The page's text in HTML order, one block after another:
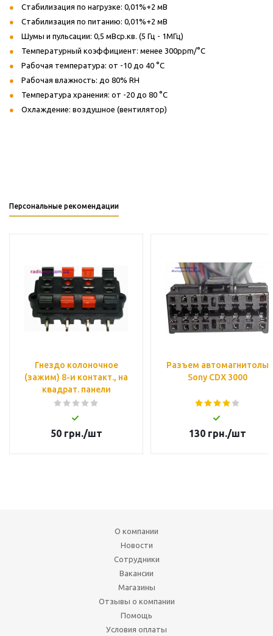
Стабилизация по нагрузке: 0,01%+2 мВ
Стабилизация по питанию: 0,01%+2 мВ
Шумы и пульсации: 0,5 мВср.кв. (5 Гц - 1МГц)
Температурный коэффициент: менее 300ppm/°C
Рабочая температура: от -10 до 40 °C
Рабочая влажность: до 80% RH
Температура хранения: от -20 до 80 °C
Охлаждение: воздушное (вентилятор)
Персональные рекомендации
Гнездо колоночное
(зажим) 8-и контакт., на
квадрат. панели
50грн./шт
Разъем автомагнитолы
Sony CDX 3000
130 грн./шт
О компании
Новости
Сотрудники
Вакансии
Магазины
Отзывы о компании
Помощь
Условия оплаты